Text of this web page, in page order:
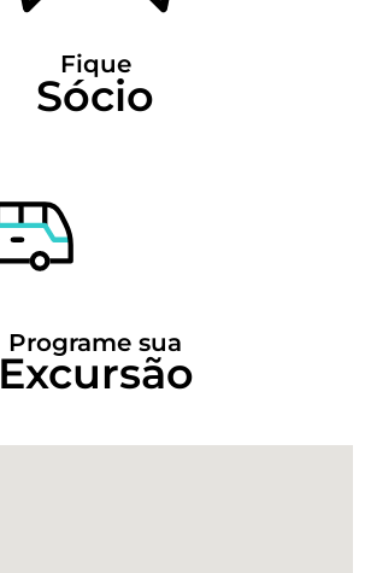
Fique
Sócio
Programe sua
Excursão